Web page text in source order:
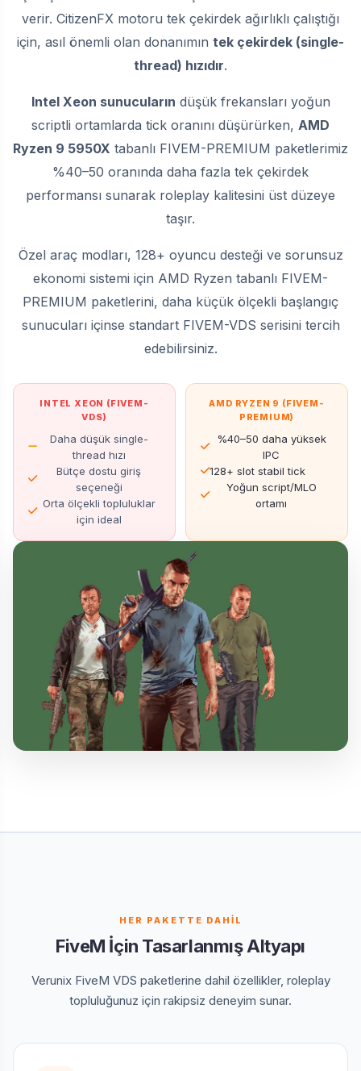
verir. CitizenFX motoru tek çekirdek ağırlıklı çalıştığı
için, asıl önemli olan donanımın tek çekirdek (single-
thread) hızıdır.
Intel Xeon sunucuların düşük frekansları yoğun
scriptli ortamlarda tick oranını düşürürken, AMD
Ryzen 9 5950X tabanlı FIVEM-PREMIUM paketlerimiz
%40–50 oranında daha fazla tek çekirdek
performansı sunarak roleplay kalitesini üst düzeye
taşır.
Özel araç modları, 128+ oyuncu desteği ve sorunsuz
ekonomi sistemi için AMD Ryzen tabanlı FIVEM-
PREMIUM paketlerini, daha küçük ölçekli başlangıç
sunucuları içinse standart FIVEM-VDS serisini tercih
edebilirsiniz.
INTEL XEON (FIVEM-
VDS)
Daha düşük single-
thread hızı
Bütçe dostu giriş
seçeneği
Orta ölçekli topluluklar
için ideal
AMD RYZEN 9 (FIVEM-
PREMIUM)
%40–50 daha yüksek
IPC
128+ slot stabil tick
Yoğun script/MLO
ortamı
HER PAKETTE DAHİL
FiveM İçin Tasarlanmış Altyapı
Verunix FiveM VDS paketlerine dahil özellikler, roleplay
topluluğunuz için rakipsiz deneyim sunar.